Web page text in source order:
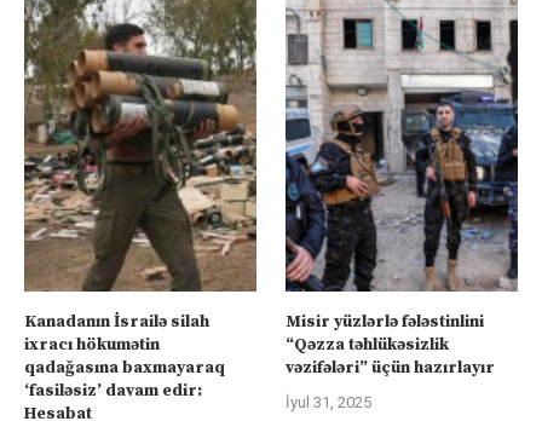
Kanadanın İsrailə silah
ixracı hökumətin
qadağasına baxmayaraq
‘fasiləsiz’ davam edir:
Hesabat
Misir yüzlərlə fələstinlini
“Qəzza təhlükəsizlik
vəzifələri” üçün hazırlayır
İyul 31, 2025